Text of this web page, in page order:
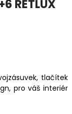
RETLUX
tlačítek
pro váš interiér